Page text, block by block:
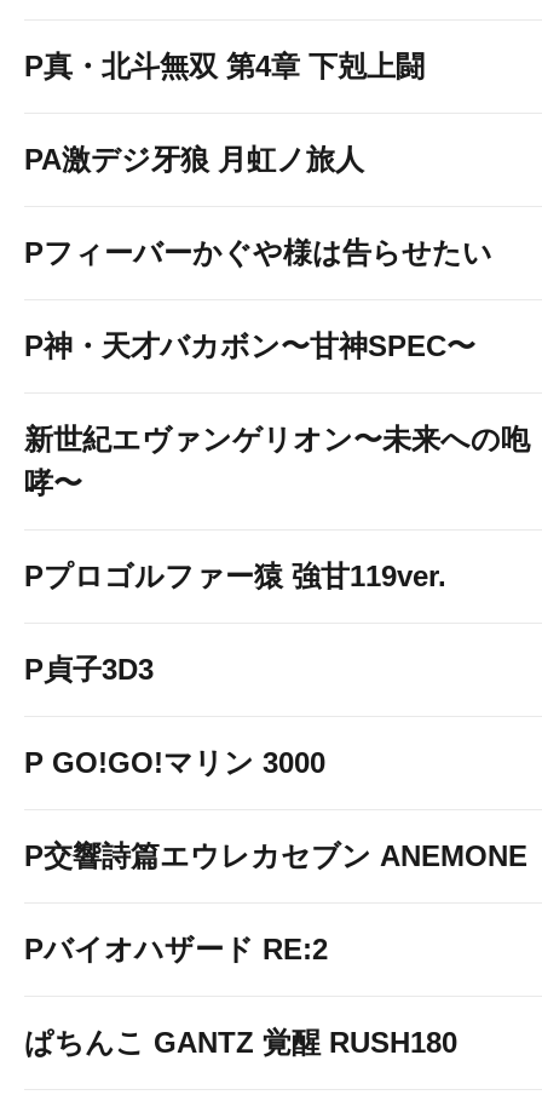
P真・北斗無双 第4章 下剋上闘
PA激デジ牙狼 月虹ノ旅人
Pフィーバーかぐや様は告らせたい
P神・天才バカボン〜甘神SPEC〜
新世紀エヴァンゲリオン〜未来への咆
哮〜
Pプロゴルファー猿 強甘119ver.
P貞子3D3
P GO!GO!マリン 3000
P交響詩篇エウレカセブン ANEMONE
Pバイオハザード RE:2
ぱちんこ GANTZ 覚醒 RUSH180